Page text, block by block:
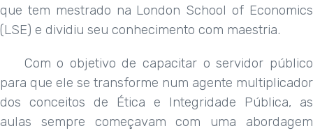
que tem mestrado na London School of Economics
(LSE) e dividiu seu conhecimento com maestria.
Com o objetivo de capacitar o servidor público
para que ele se transforme num agente multiplicador
dos conceitos de Ética e Integridade Pública, as
aulas sempre começavam com uma abordagem